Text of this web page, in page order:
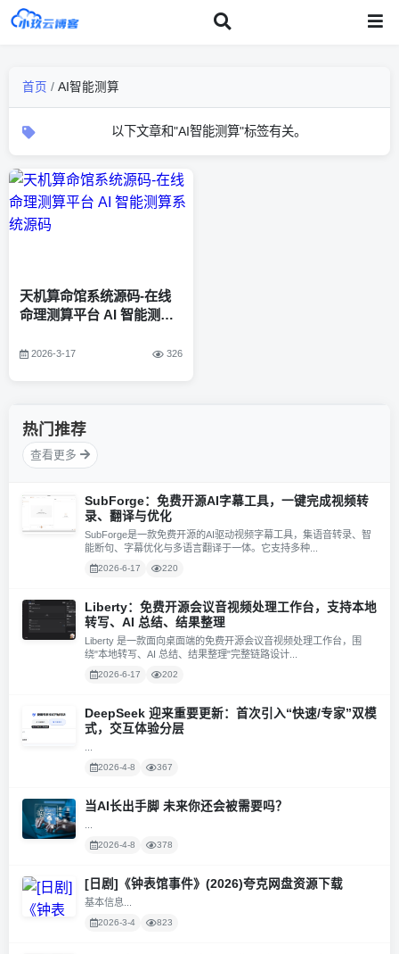
首页 / AI智能测算
以下文章和"AI智能测算"标签有关。
天机算命馆系统源码-在线
命理测算平台 AI 智能测算
2026-3-17 326
热门推荐
查看更多
SubForge：免费开源AI字幕工具，一键完成视频转
录、翻译与优化
SubForge是一款免费开源的AI驱动视频字幕工具，集语音转录、智
能断句、字幕优化与多语言翻译于一体。它支持多种...
2026-6-17 220
Liberty：免费开源会议音视频处理工作台，支持本地
转写、AI 总结、结果整理
Liberty 是一款面向桌面端的免费开源会议音视频处理工作台，围
绕"本地转写、AI 总结、结果整理"完整链路设计...
2026-6-17 202
DeepSeek 迎来重要更新：首次引入“快速/专家”双模
式，交互体验分层
2026-4-8 367
当AI长出手脚 未来你还会被需要吗？
2026-4-8 378
[日剧]《钟表馆事件》(2026)夸克网盘资源下载
基本信息...
2026-3-4 823